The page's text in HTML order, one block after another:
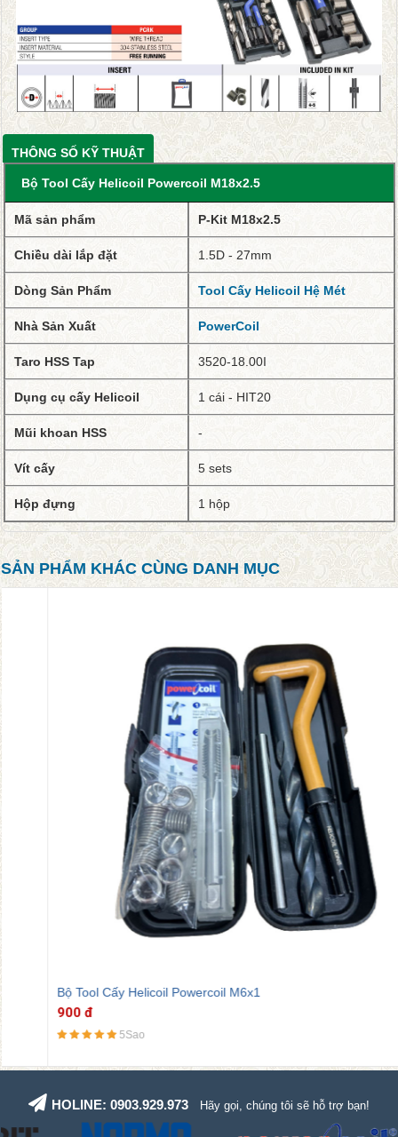
THÔNG SỐ KỸ THUẬT
Bộ Tool Cấy Helicoil Powercoil M18x2.5
Mã sản phẩm P-Kit M18x2.5
Chiều dài lắp đặt 1.5D - 27mm
Dòng Sản Phẩm Tool Cấy Helicoil Hệ Mét
Nhà Sản Xuất PowerCoil
Taro HSS Tap 3520-18.00I
Dụng cụ cấy Helicoil 1 cái - HIT20
Mũi khoan HSS -
Vít cấy 5 sets
Hộp đựng 1 hộp
SẢN PHẨM KHÁC CÙNG DANH MỤC
Bộ Tool Cấy Helicoil Powercoil M6x1
5Sao
HOLINE: 0903.929.973 Hãy gọi, chúng tôi sẽ hỗ trợ bạn!